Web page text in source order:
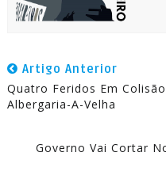
Artigo Anterior
Quatro Feridos Em
Albergaria-A-Velha
Governo Vai Cortar